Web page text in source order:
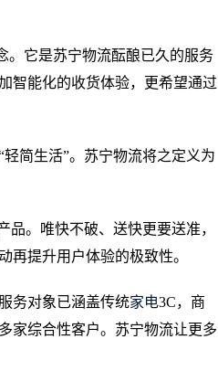
。它是苏宁物流酝酿已久的服务
智能化的收货体验，更希望通过
简生活”。苏宁物流将之定义为
。唯快不破、送快更要送准，
再提升用户体验的极致性。
务对象已涵盖传统家电3C，商
家综合性客户。苏宁物流让更多